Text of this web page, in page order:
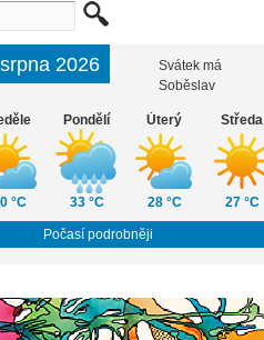
2026
Svátek má
Soběslav
°C
Pondělí
33 °C
Úterý
28 °C
Středa
27 °C
Počasí podrobněji